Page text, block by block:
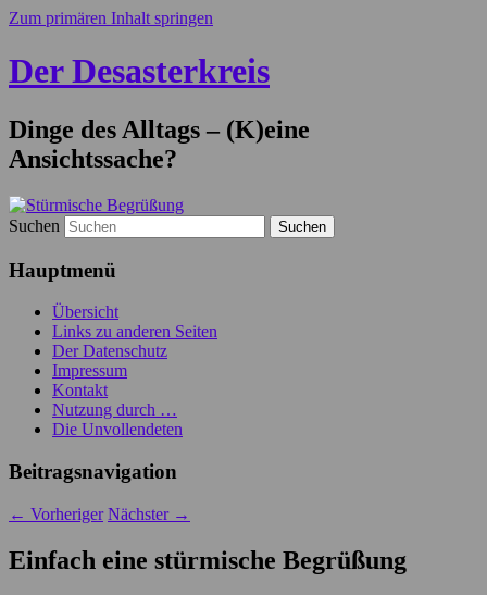
Zum primären Inhalt springen
Der Desasterkreis
Dinge des Alltags – (K)eine
Ansichtssache?
Suchen
Hauptmenü
Übersicht
Links zu anderen Seiten
Der Datenschutz
Impressum
Kontakt
Nutzung durch …
Die Unvollendeten
Beitragsnavigation
← Vorheriger Nächster →
Einfach eine stürmische Begrüßung